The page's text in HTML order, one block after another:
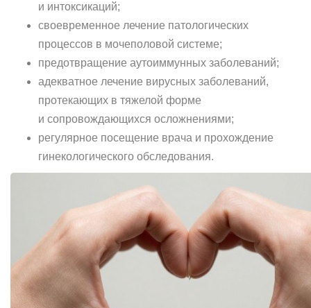
и интоксикаций;
своевременное лечение патологических
процессов в мочеполовой системе;
предотвращение аутоиммунных заболеваний;
адекватное лечение вирусных заболеваний,
протекающих в тяжелой форме
и сопровождающихся осложнениями;
регулярное посещение врача и прохождение
гинекологического обследования.